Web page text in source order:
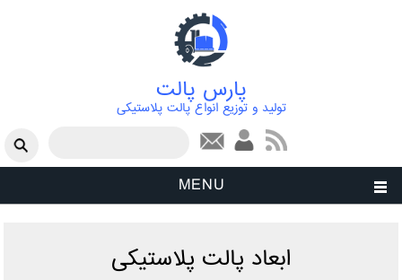
پارس پالت
تولید و توزیع انواع پالت پلاستیکی
فرم جستجو
MENU
ابعاد پالت پلاستیکی